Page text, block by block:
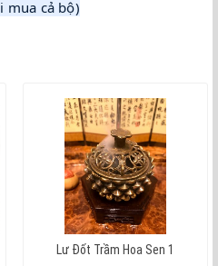
Lư Đốt Trầm Hoa Sen 1